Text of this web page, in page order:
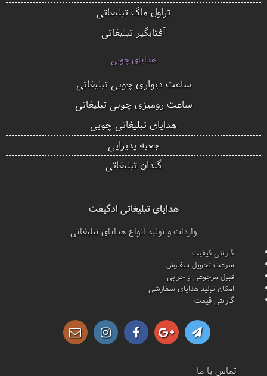
تراول ماگ تبلیغاتی
آفتابگیر تبلیغاتی
هدایای چوبی
ساعت دیواری چوبی تبلیغاتی
ساعت رومیزی چوبی تبلیغاتی
هدایای تبلیغاتی چوبی
جعبه پذیرایی
گلدان تبلیغاتی
هدایای تبلیغاتی ادگیفت
واردات و تولید انواع هدایای تبلیغاتی
گارانتی کیفیت
سرعت تحویل سفارش
قبول مرجوعی و خرابی
امکان تولید هدایای سفارشی
گارانتی قیمت
تماس با ما